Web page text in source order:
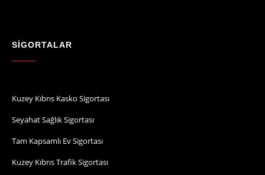
SİGORTALAR
Kuzey Kıbrıs Kasko Sigortası
Seyahat Sağlık Sigortası
Tam Kapsamlı Ev Sigortası
Kuzey Kıbrıs Trafik Sigortası